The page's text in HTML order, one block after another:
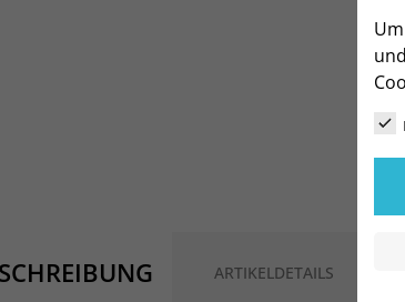
ARTIKELDETAILS